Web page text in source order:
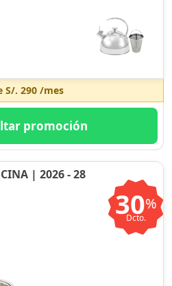
S/. 290/mes
promoción
| 2026 - 28
30%
Dcto.